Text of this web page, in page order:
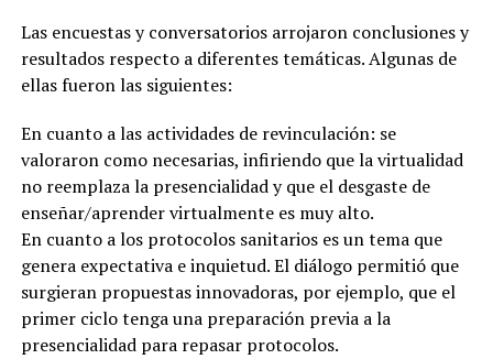
Las encuestas y conversatorios arrojaron conclusiones y
resultados respecto a diferentes temáticas. Algunas de
ellas fueron las siguientes:
En cuanto a las actividades de revinculación: se
valoraron como necesarias, infiriendo que la virtualidad
no reemplaza la presencialidad y que el desgaste de
enseñar/aprender virtualmente es muy alto.
En cuanto a los protocolos sanitarios es un tema que
genera expectativa e inquietud. El diálogo permitió que
surgieran propuestas innovadoras, por ejemplo, que el
primer ciclo tenga una preparación previa a la
presencialidad para repasar protocolos.